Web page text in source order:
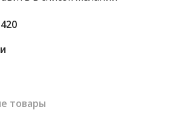
товары